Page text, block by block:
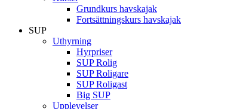
Grundkurs havskajak
Fortsättningskurs havskajak
SUP
Uthyrning
Hyrpriser
SUP Rolig
SUP Roligare
SUP Roligast
Big SUP
Upplevelser